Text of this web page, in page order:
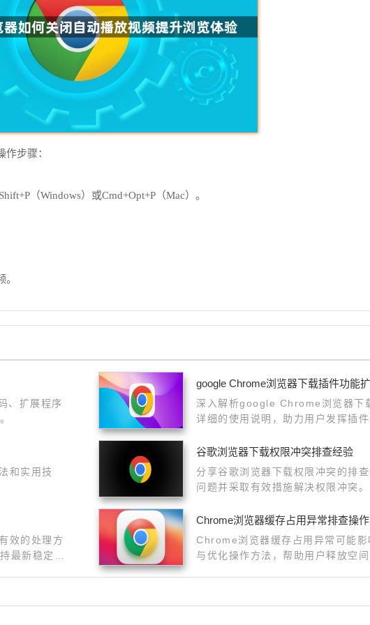
步骤：
（Windows）或Cmd+Opt+P（Mac）。
、扩展程序
google Chrome浏览器下载插件功能
深入解析google Chrome浏览器下
详细的使用说明，助力用户发挥插件
和实用技
谷歌浏览器下载权限冲突排查经验
分享谷歌浏览器下载权限冲突的排
问题并采取有效措施解决权限冲突。
效的处理方
最新稳定版
Chrome浏览器缓存占用异常排查操
Chrome浏览器缓存占用异常可能
与优化操作方法，帮助用户释放空